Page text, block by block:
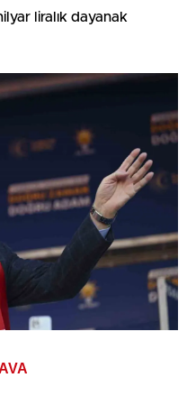
liralık dayanak